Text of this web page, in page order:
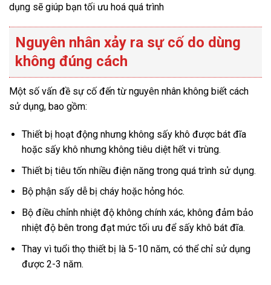
dụng sẽ giúp bạn tối ưu hoá quá trình
Nguyên nhân xảy ra sự cố do dùng
không đúng cách
Một số vấn đề sự cố đến từ nguyên nhân không biết cách
sử dụng, bao gồm:
Thiết bị hoạt động nhưng không sấy khô được bát đĩa
hoặc sấy khô nhưng không tiêu diệt hết vi trùng.
Thiết bị tiêu tốn nhiều điện năng trong quá trình sử dụng.
Bộ phận sấy dễ bị cháy hoặc hỏng hóc.
Bộ điều chỉnh nhiệt độ không chính xác, không đảm bảo
nhiệt độ bên trong đạt mức tối ưu để sấy khô bát đĩa.
Thay vì tuổi thọ thiết bị là 5-10 năm, có thể chỉ sử dụng
được 2-3 năm.